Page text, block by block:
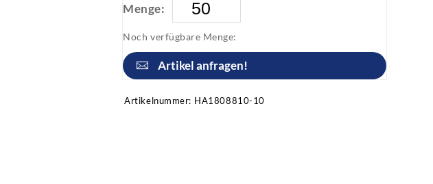
Menge:
Noch verfügbare Menge:
Artikel anfragen!
Artikelnummer: HA1808810-10